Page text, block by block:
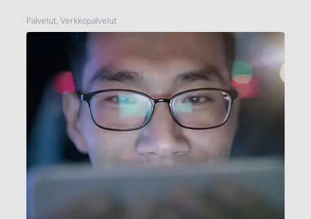
Palvelut, Verkkopalvelut